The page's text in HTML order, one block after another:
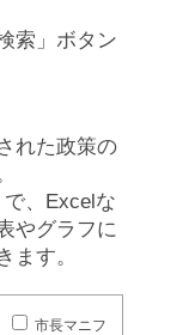
索」ボタン
れた政策の
、Excelな
やグラフに
ます。
市長マニフ